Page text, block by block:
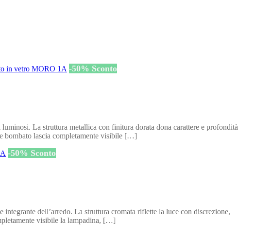
-50% Sconto
La struttura metallica con finitura dorata dona carattere e profondità
bombato lascia completamente visibile […]
-50% Sconto
dell’arredo. La struttura cromata riflette la luce con discrezione,
visibile la lampadina, […]